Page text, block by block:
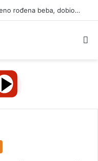
Mali Aleksej iz Teslića, prijevremeno rođena beba, dobio životnu bitku na UKC-u Srpske